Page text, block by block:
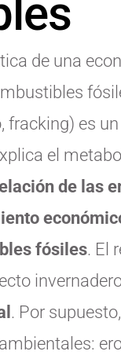
de una
fracking) es
el
de las
fósiles. El
. Por